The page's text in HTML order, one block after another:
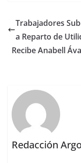
Trabajadores
a Reparto de
Recibe Anabell
Redacción